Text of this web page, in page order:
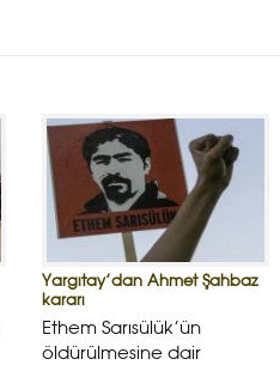
Yargıtay’dan Ahmet Şahbaz
kararı
Ethem Sarısülük’ün
öldürülmesine dair